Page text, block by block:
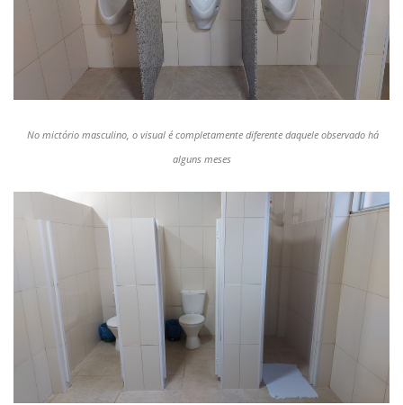
No mictório masculino, o visual é completamente diferente daquele observado há
alguns meses